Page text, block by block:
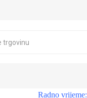
Radno vrijeme: